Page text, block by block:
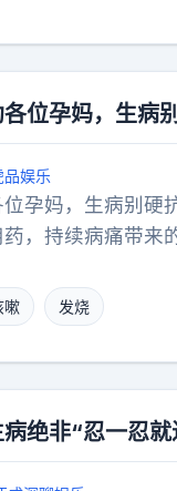
位孕妈，生病
品娱乐
孕妈，生病别硬
，持续病痛带来
嗽 发烧
绝非“忍一忍